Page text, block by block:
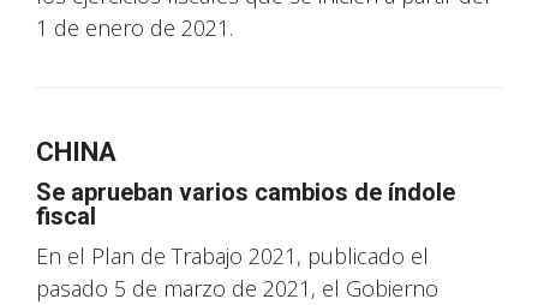
1 de enero de 2021.
CHINA
Se aprueban varios cambios de índole
fiscal
En el Plan de Trabajo 2021, publicado el
pasado 5 de marzo de 2021, el Gobierno